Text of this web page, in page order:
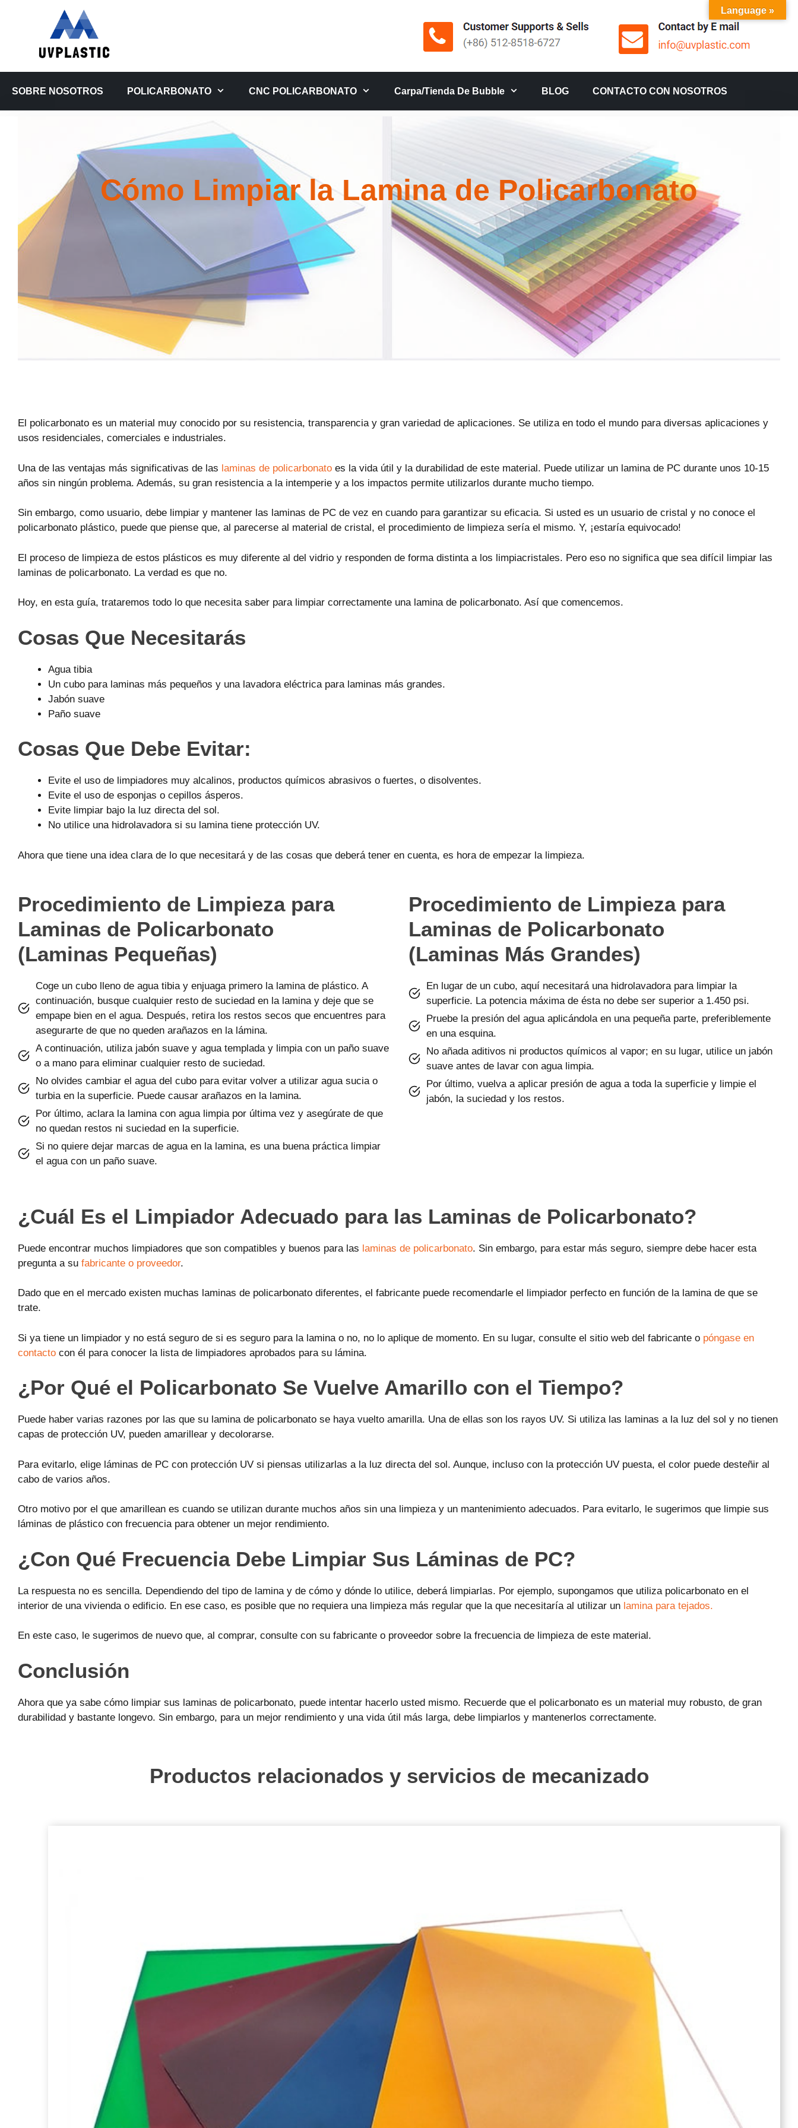
SOBRE NOSOTROS POLICARBONATO CNC POLICARBONATO Carpa/tienda De Bubble BLOG CONTACTO CON NOSOTROS
Cómo Limpiar la Lamina de Policarbonato
El policarbonato es un material muy conocido por su resistencia, transparencia y gran variedad de aplicaciones. Se utiliza en todo el mundo para diversas aplicaciones y
usos residenciales, comerciales e industriales.
Una de las ventajas más significativas de las laminas de policarbonato es la vida útil y la durabilidad de este material. Puede utilizar un lamina de PC durante unos 10-15
años sin ningún problema. Además, su gran resistencia a la intemperie y a los impactos permite utilizarlos durante mucho tiempo.
Sin embargo, como usuario, debe limpiar y mantener las laminas de PC de vez en cuando para garantizar su eficacia. Si usted es un usuario de cristal y no conoce el
policarbonato plástico, puede que piense que, al parecerse al material de cristal, el procedimiento de limpieza sería el mismo. Y, ¡estaría equivocado!
El proceso de limpieza de estos plásticos es muy diferente al del vidrio y responden de forma distinta a los limpiacristales. Pero eso no significa que sea difícil limpiar las
laminas de policarbonato. La verdad es que no.
Hoy, en esta guía, trataremos todo lo que necesita saber para limpiar correctamente una lamina de policarbonato. Así que comencemos.
Cosas Que Necesitarás
Agua tibia
Un cubo para laminas más pequeños y una lavadora eléctrica para laminas más grandes.
Jabón suave
Paño suave
Cosas Que Debe Evitar:
Evite el uso de limpiadores muy alcalinos, productos químicos abrasivos o fuertes, o disolventes.
Evite el uso de esponjas o cepillos ásperos.
Evite limpiar bajo la luz directa del sol.
No utilice una hidrolavadora si su lamina tiene protección UV.
Ahora que tiene una idea clara de lo que necesitará y de las cosas que deberá tener en cuenta, es hora de empezar la limpieza.
Procedimiento de Limpieza para
Laminas de Policarbonato
(Laminas Pequeñas)
Coge un cubo lleno de agua tibia y enjuaga primero la lamina de plástico. A
continuación, busque cualquier resto de suciedad en la lamina y deje que se
empape bien en el agua. Después, retira los restos secos que encuentres para
asegurarte de que no queden arañazos en la lámina.
A continuación, utiliza jabón suave y agua templada y limpia con un paño suave
o a mano para eliminar cualquier resto de suciedad.
No olvides cambiar el agua del cubo para evitar volver a utilizar agua sucia o
turbia en la superficie. Puede causar arañazos en la lamina.
Por último, aclara la lamina con agua limpia por última vez y asegúrate de que
no quedan restos ni suciedad en la superficie.
Si no quiere dejar marcas de agua en la lamina, es una buena práctica limpiar
el agua con un paño suave.
Procedimiento de Limpieza para
Laminas de Policarbonato
(Laminas Más Grandes)
En lugar de un cubo, aquí necesitará una hidrolavadora para limpiar la
superficie. La potencia máxima de ésta no debe ser superior a 1.450 psi.
Pruebe la presión del agua aplicándola en una pequeña parte, preferiblemente
en una esquina.
No añada aditivos ni productos químicos al vapor; en su lugar, utilice un jabón
suave antes de lavar con agua limpia.
Por último, vuelva a aplicar presión de agua a toda la superficie y limpie el
jabón, la suciedad y los restos.
¿Cuál Es el Limpiador Adecuado para las Laminas de Policarbonato?
Puede encontrar muchos limpiadores que son compatibles y buenos para las laminas de policarbonato. Sin embargo, para estar más seguro, siempre debe hacer esta
pregunta a su fabricante o proveedor.
Dado que en el mercado existen muchas laminas de policarbonato diferentes, el fabricante puede recomendarle el limpiador perfecto en función de la lamina de que se
trate.
Si ya tiene un limpiador y no está seguro de si es seguro para la lamina o no, no lo aplique de momento. En su lugar, consulte el sitio web del fabricante o póngase en
contacto con él para conocer la lista de limpiadores aprobados para su lámina.
¿Por Qué el Policarbonato Se Vuelve Amarillo con el Tiempo?
Puede haber varias razones por las que su lamina de policarbonato se haya vuelto amarilla. Una de ellas son los rayos UV. Si utiliza las laminas a la luz del sol y no tienen
capas de protección UV, pueden amarillear y decolorarse.
Para evitarlo, elige láminas de PC con protección UV si piensas utilizarlas a la luz directa del sol. Aunque, incluso con la protección UV puesta, el color puede desteñir al
cabo de varios años.
Otro motivo por el que amarillean es cuando se utilizan durante muchos años sin una limpieza y un mantenimiento adecuados. Para evitarlo, le sugerimos que limpie sus
láminas de plástico con frecuencia para obtener un mejor rendimiento.
¿Con Qué Frecuencia Debe Limpiar Sus Láminas de PC?
La respuesta no es sencilla. Dependiendo del tipo de lamina y de cómo y dónde lo utilice, deberá limpiarlas. Por ejemplo, supongamos que utiliza policarbonato en el
interior de una vivienda o edificio. En ese caso, es posible que no requiera una limpieza más regular que la que necesitaría al utilizar un lamina para tejados.
En este caso, le sugerimos de nuevo que, al comprar, consulte con su fabricante o proveedor sobre la frecuencia de limpieza de este material.
Conclusión
Ahora que ya sabe cómo limpiar sus laminas de policarbonato, puede intentar hacerlo usted mismo. Recuerde que el policarbonato es un material muy robusto, de gran
durabilidad y bastante longevo. Sin embargo, para un mejor rendimiento y una vida útil más larga, debe limpiarlos y mantenerlos correctamente.
Productos relacionados y servicios de mecanizado
Language »